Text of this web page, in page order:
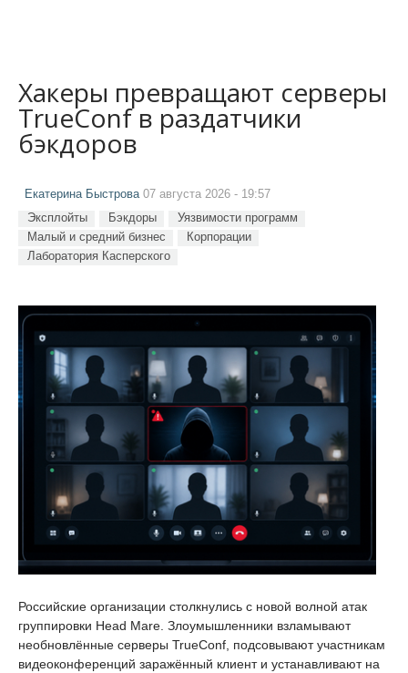
Хакеры превращают серверы
TrueConf в раздатчики
бэкдоров
Екатерина Быстрова 07 августа 2026 - 19:57
Эксплойты Бэкдоры
Уязвимости программ
Малый и средний бизнес
Корпорации
Лаборатория Касперского
Российские организации столкнулись с новой волной атак
группировки Head Mare. Злоумышленники взламывают
необновлённые серверы TrueConf, подсовывают участникам
видеоконференций заражённый клиент и устанавливают на